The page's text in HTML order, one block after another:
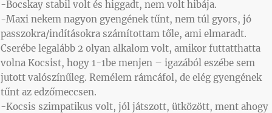
-Bocskay stabil volt és higgadt, nem volt hibája.
-Maxi nekem nagyon gyengének tűnt, nem túl gyors, jó
passzokra/indításokra számítottam tőle, ami elmaradt.
Cserébe legalább 2 olyan alkalom volt, amikor futtatthatta
volna Kocsist, hogy 1-1be menjen – igazából eszébe sem
jutott valószínűleg. Remélem rámcáfol, de elég gyengének
tűnt az edzőmeccsen.
-Kocsis szimpatikus volt, jól játszott, ütközött, ment ahogy